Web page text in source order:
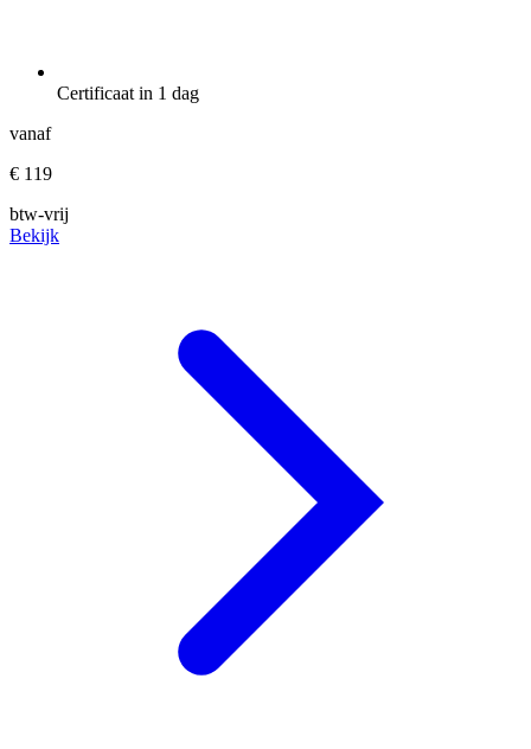
Certificaat in 1 dag
vanaf
€ 119
btw-vrij
Bekijk